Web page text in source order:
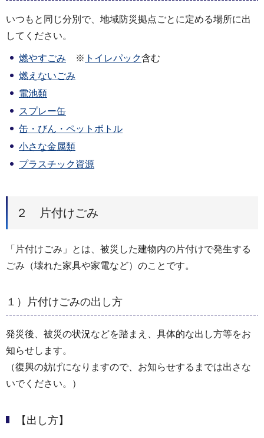
いつもと同じ分別で、地域防災拠点ごとに定める場所に出
してください。
燃やすごみ ※ トイレパック含む
燃えないごみ
電池類
スプレー缶
缶・びん・ペットボトル
小さな金属類
プラスチック資源
２ 片付けごみ
「片付けごみ」とは、被災した建物内の片付けで発生する
ごみ（壊れた家具や家電など）のことです。
１）片付けごみの出し方
発災後、被災の状況などを踏まえ、具体的な出し方等をお
知らせします。
（復興の妨げになりますので、お知らせするまでは出さな
いでください。）
【出し方】